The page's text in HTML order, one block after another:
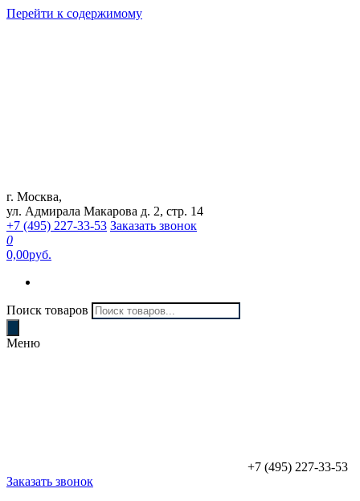
Перейти к содержимому
Интернет магазин "Can Auto"
г. Москва,
ул. Адмирала Макарова д. 2, стр. 14
+7 (495) 227-33-53 Заказать звонок
0
0,00руб.
Поиск товаров
Меню
+7 (495) 227-33-53
Заказать звонок